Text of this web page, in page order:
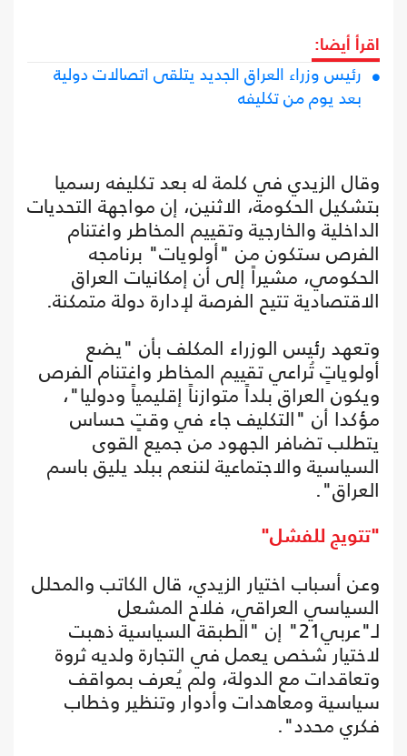
اقرأ أيضا:
رئيس وزراء العراق الجديد يتلقى اتصالات دولية
بعد يوم من تكليفه
وقال الزيدي في كلمة له بعد تكليفه رسميا
بتشكيل الحكومة، الاثنين، إن مواجهة التحديات
الداخلية والخارجية وتقييم المخاطر واغتنام
الفرص ستكون من "أولويات" برنامجه
الحكومي، مشيراً إلى أن إمكانيات العراق
الاقتصادية تتيح الفرصة لإدارة دولة متمكنة.
وتعهد رئيس الوزراء المكلف بأن "يضع
أولوياتٍ تُراعي تقييم المخاطر واغتنام الفرص
ويكون العراق بلداً متوازناً إقليمياً ودوليا"،
مؤكدا أن "التكليف جاء في وقتٍ حساس
يتطلب تضافر الجهود من جميع القوى
السياسية والاجتماعية لننعم ببلد يليق باسم
العراق".
"تتويج للفشل"
وعن أسباب اختيار الزيدي، قال الكاتب والمحلل
السياسي العراقي، فلاح المشعل
لـ"عربي21" إن "الطبقة السياسية ذهبت
لاختيار شخص يعمل في التجارة ولديه ثروة
وتعاقدات مع الدولة، ولم يُعرف بمواقف
سياسية ومعاهدات وأدوار وتنظير وخطاب
فكري محدد".